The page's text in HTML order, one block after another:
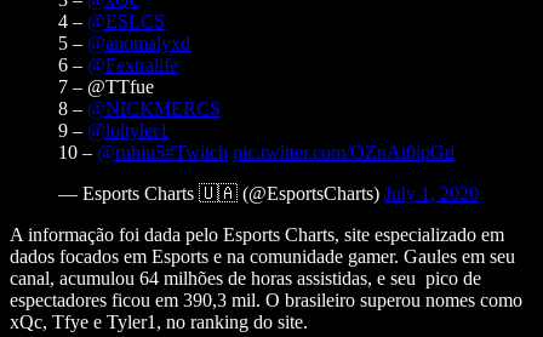
4 – @ESLCS
5 – @anomalyxd
6 – @Fextralife
7 – @TTfue
8 – @NICKMERCS
9 – @loltyler1
10 – @rubiu5#Twitch pic.twitter.com/OZnAt0ipGd
— Esports Charts 🇺🇦 (@EsportsCharts) July 1, 2020
A informação foi dada pelo Esports Charts, site especializado em
dados focados em Esports e na comunidade gamer. Gaules em seu
canal, acumulou 64 milhões de horas assistidas, e seu pico de
espectadores ficou em 390,3 mil. O brasileiro superou nomes como
xQc, Tfye e Tyler1, no ranking do site.